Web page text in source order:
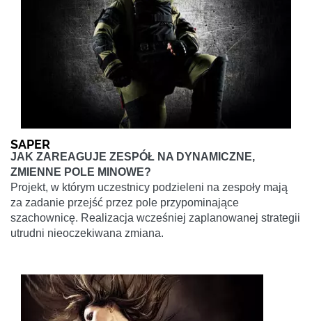
SAPER
JAK ZAREAGUJE ZESPÓŁ NA DYNAMICZNE,
ZMIENNE POLE MINOWE?
Projekt, w którym uczestnicy podzieleni na zespoły mają
za zadanie przejść przez pole przypominające
szachownicę. Realizacja wcześniej zaplanowanej strategii
utrudni nieoczekiwana zmiana.